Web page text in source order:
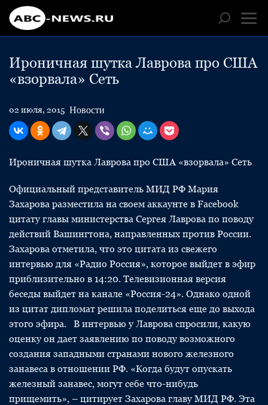
Ироничная шутка Лаврова про США
«взорвала» Сеть
02 июля, 2015 Новости
Ироничная шутка Лаврова про США «взорвала» Сеть
Официальный представитель МИД РФ Мария
Захарова разместила на своем аккаунте в Facebook
цитату главы министерства Сергея Лаврова по поводу
действий Вашингтона, направленных против России.
Захарова отметила, что это цитата из свежего
интервью для «Радио Россия», которое выйдет в эфир
приблизительно в 14:20. Телевизионная версия
беседы выйдет на канале «Россия-24». Однако одной
из цитат дипломат решила поделиться еще до выхода
этого эфира. В интервью у Лаврова спросили, какую
оценку он дает заявлению по поводу возможного
создания западными странами нового железного
занавеса в отношении РФ. «Когда будут опускать
железный занавес, могут себе что-нибудь
прищемить», – цитирует Захарова главу МИД РФ. Эта